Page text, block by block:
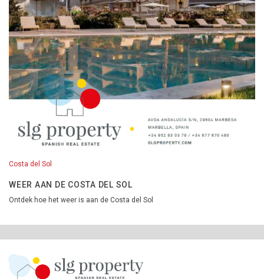
Costa del Sol
WEER AAN DE COSTA DEL SOL
Ontdek hoe het weer is aan de Costa del Sol